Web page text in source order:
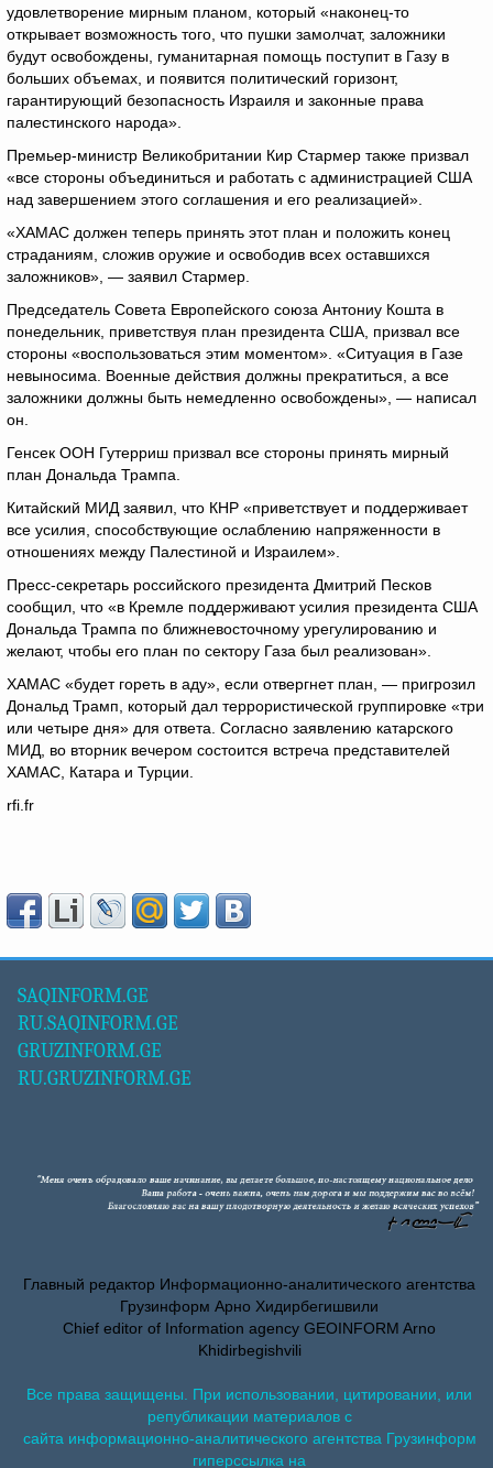
удовлетворение мирным планом, который «наконец-то
открывает возможность того, что пушки замолчат, заложники
будут освобождены, гуманитарная помощь поступит в Газу в
больших объемах, и появится политический горизонт,
гарантирующий безопасность Израиля и законные права
палестинского народа».
Премьер-министр Великобритании Кир Стармер также призвал
«все стороны объединиться и работать с администрацией США
над завершением этого соглашения и его реализацией».
«ХАМАС должен теперь принять этот план и положить конец
страданиям, сложив оружие и освободив всех оставшихся
заложников», — заявил Стармер.
Председатель Совета Европейского союза Антониу Кошта в
понедельник, приветствуя план президента США, призвал все
стороны «воспользоваться этим моментом». «Ситуация в Газе
невыносима. Военные действия должны прекратиться, а все
заложники должны быть немедленно освобождены», — написал
он.
Генсек ООН Гутерриш призвал все стороны принять мирный
план Дональда Трампа.
Китайский МИД заявил, что КНР «приветствует и поддерживает
все усилия, способствующие ослаблению напряженности в
отношениях между Палестиной и Израилем».
Пресс-секретарь российского президента Дмитрий Песков
сообщил, что «в Кремле поддерживают усилия президента США
Дональда Трампа по ближневосточному урегулированию и
желают, чтобы его план по сектору Газа был реализован».
ХАМАС «будет гореть в аду», если отвергнет план, — пригрозил
Дональд Трамп, который дал террористической группировке «три
или четыре дня» для ответа. Согласно заявлению катарского
МИД, во вторник вечером состоится встреча представителей
ХАМАС, Катара и Турции.
rfi.fr
SAQINFORM.GE
RU.SAQINFORM.GE
GRUZINFORM.GE
RU.GRUZINFORM.GE
Главный редактор Информационно-аналитического агентства
Грузинформ Арно Хидирбегишвили
Chief editor of Information agency GEOINFORM Arno
Khidirbegishvili
Все права защищены. При использовании, цитировании, или
републикации материалов с
сайта информационно-аналитического агентства Грузинформ
гиперссылка на